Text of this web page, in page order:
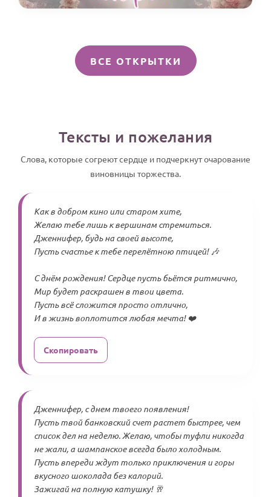
ВСЕ ОТКРЫТКИ
Тексты и пожелания
Слова, которые согреют сердце и подчеркнут очарование
виновницы торжества.
Как в добром кино или старом хите,
Желаю тебе лишь к вершинам стремиться.
Дженнифер, будь на своей высоте,
Пусть счастье к тебе перелётною птицей! 🎶
С днём рождения! Сердце пусть бьётся ритмично,
Мир будет раскрашен в твои цвета.
Пусть всё сложится просто отлично,
И в жизнь воплотится любая мечта! ❤️
Скопировать
Дженнифер, с днем твоего появления!
Пусть твой банковский счет растет быстрее, чем
список дел на неделю. Желаю, чтобы туфли никогда
не жали, а шампанское всегда было холодным.
Пусть впереди ждут только приключения и горы
вкусного шоколада без калорий.
Зажигай на полную катушку! 🥂